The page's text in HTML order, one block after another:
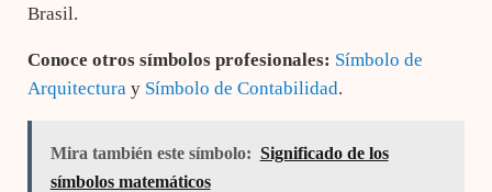
Brasil.
Conoce otros símbolos profesionales: Símbolo de
Arquitecturay Símbolo de Contabilidad.
Mira también este símbolo: Significado de los
símbolos matemáticos